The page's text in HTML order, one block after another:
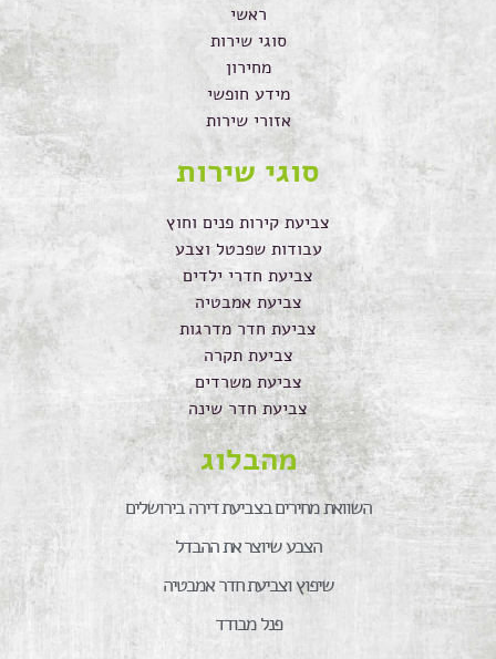
ראשי
סוגי שירות
מחירון
מידע חופשי
אזורי שירות
סוגי שירות
צביעת קירות פנים וחוץ
עבודות שפכטל וצבע
צביעת חדרי ילדים
צביעת אמבטיה
צביעת חדר מדרגות
צביעת תקרה
צביעת משרדים
צביעת חדר שינה
מהבלוג
השוואת מחירים בצביעת דירה בירושלים
הצבע שיוצר את ההבדל
שיפוץ וצביעת חדר אמבטיה
פנל מבודד